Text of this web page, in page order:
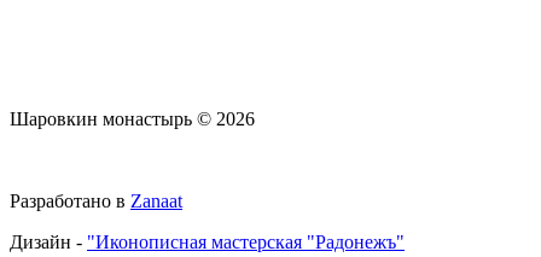
Шаровкин монастырь © 2026
Разработано в Zanaat
Дизайн - "Иконописная мастерская "Радонежъ"